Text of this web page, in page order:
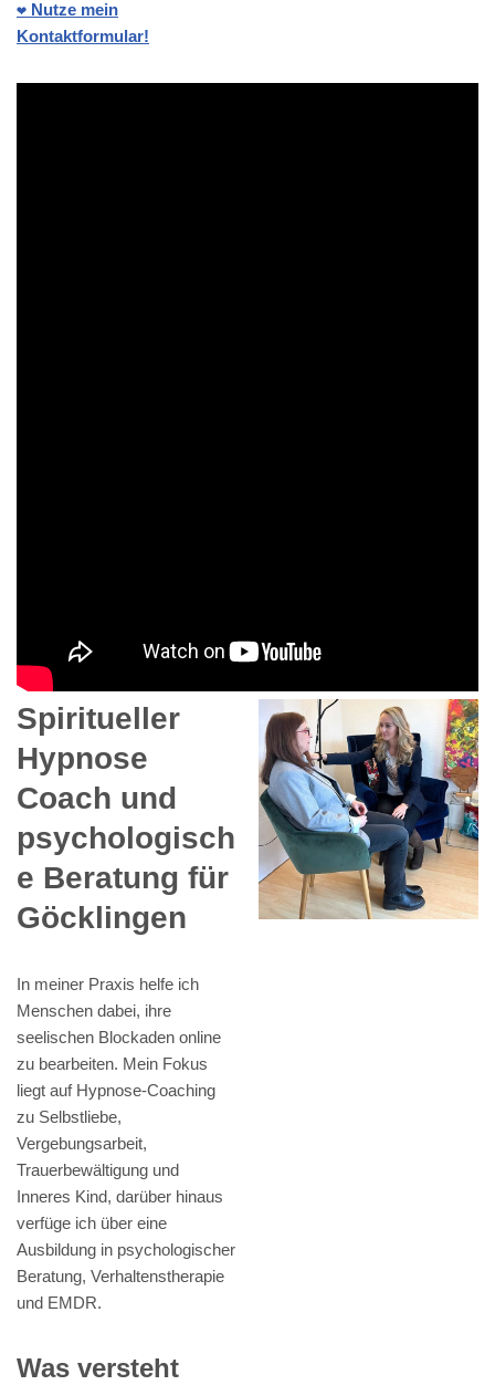
❤️ Nutze mein
Kontaktformular!
Spiritueller
Hypnose
Coach und
psychologisch
e Beratung für
Göcklingen
In meiner Praxis helfe ich
Menschen dabei, ihre
seelischen Blockaden online
zu bearbeiten. Mein Fokus
liegt auf Hypnose-Coaching
zu Selbstliebe,
Vergebungsarbeit,
Trauerbewältigung und
Inneres Kind, darüber hinaus
verfüge ich über eine
Ausbildung in psychologischer
Beratung, Verhaltenstherapie
und EMDR.
Was versteht